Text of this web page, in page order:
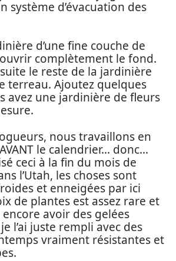
système d’évacuation des
d’une fine couche de
complètement le fond.
le reste de la jardinière
terreau. Ajoutez quelques
avez une jardinière de fleurs
nous travaillons en
le calendrier… donc…
ceci à la fin du mois de
l’Utah, les choses sont
et enneigées par ici
de plantes est assez rare et
avoir des gelées
l’ai juste rempli avec des
vraiment résistantes et